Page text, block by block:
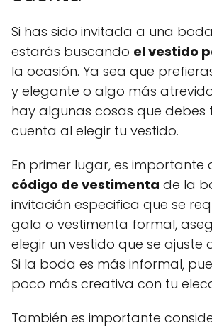
Si has sido invitada a una
estarás buscando el vestido
la ocasión. Ya sea que
y elegante o algo más
hay algunas cosas que debes
cuenta al elegir tu vestido.
En primer lugar, es importante
código de vestimenta de la
invitación especifica que se
gala o vestimenta formal,
elegir un vestido que se ajuste
Si la boda es más informal,
poco más creativa con tu
También es importante